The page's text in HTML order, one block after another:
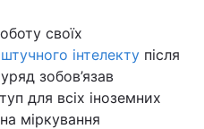
Війна
Політика
Світ
своїх
інтелекту після
зобов’язав
для всіх іноземних
міркування